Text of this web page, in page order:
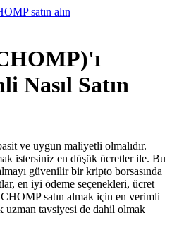
satın alın
Nasıl Satın
ve uygun maliyetli olmalıdır.
istersiniz en düşük ücretler ile. Bu
güvenilir bir kripto borsasında
en iyi ödeme seçenekleri, ücret
satın almak için en verimli
uzman tavsiyesi de dahil olmak